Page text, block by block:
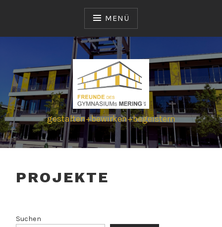
MENÜ
gestalten+bewirken+begeistern
PROJEKTE
Suchen